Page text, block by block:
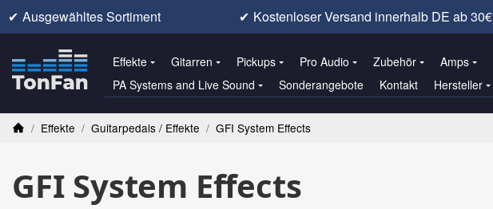
✔ Ausgewähltes Sortiment ✔ Kostenloser Versand innerhalb DE ab 30€
Effekte Gitarren Pickups Pro Audio Zubehör Amps
PA Systems and Live Sound
Sonderangebote Kontakt Hersteller
/ Effekte / Guitarpedals / Effekte / GFI System Effects
GFI System Effects